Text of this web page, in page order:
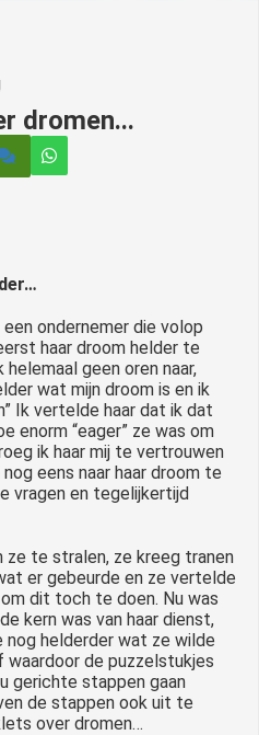
dromen...
ondernemer die volop
haar droom helder te
helemaal geen oren naar,
wat mijn droom is en ik
Ik vertelde haar dat ik dat
enorm “eager” ze was om
ik haar mij te vertrouwen
eens naar haar droom te
vragen en tegelijkertijd
ze te stralen, ze kreeg tranen
er gebeurde en ze vertelde
dit toch te doen. Nu was
kern was van haar dienst,
nog helderder wat ze wilde
de puzzelstukjes
gerichte stappen gaan
de stappen ook uit te
over dromen…